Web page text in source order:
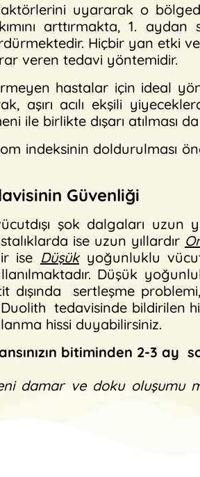
uyararak o
arttırmakta, 1.
Hiçbir yan etki ve
veren tedavi yöntemidir.
hastalar için ideal
acılı ekşili
ile birlikte dışarı atılması
doldurulması
Güvenliği
şok dalgaları uzun
ise uzun yıllardır
ise Düşükyoğunluklu
Düşük
dışında sertleşme
tedavisinde bildirilen
hissi duyabilirsiniz.
bitiminden 2-3 ay
damar ve doku oluşumu